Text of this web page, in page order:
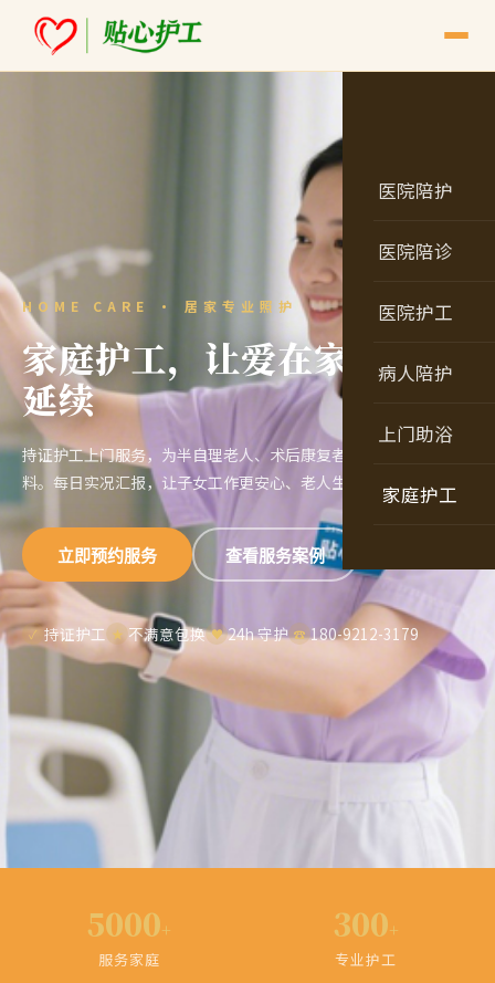
医院陪护
医院陪诊
医院护工
病人陪护
上门助浴
家庭护工
HOME CARE · 居家专业照护
家庭护工，让爱在家中安心
延续
持证护工上门服务，为半自理老人、术后康复者提供专业生活照
料。每日实况汇报，让子女工作更安心、老人生活更舒心。
立即预约服务 查看服务案例
✓ 持证护工 ★ 不满意包换 ♥ 24h 守护 ☎ 180-9212-3179
5000+
服务家庭
300+
专业护工